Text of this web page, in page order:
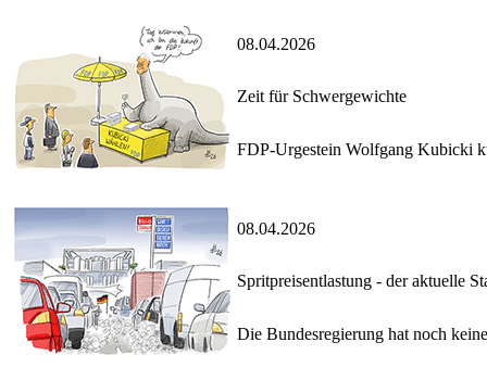
08.04.2026
Zeit für Schwergewichte
FDP-Urgestein Wolfgang Kubicki
08.04.2026
Spritpreisentlastung - der aktuelle
Die Bundesregierung hat noch